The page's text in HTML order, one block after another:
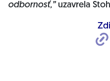
odbornosť,”uzavrela